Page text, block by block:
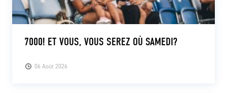
06 Août 2026
7000! ET VOUS, VOUS SEREZ OÙ SAMEDI?